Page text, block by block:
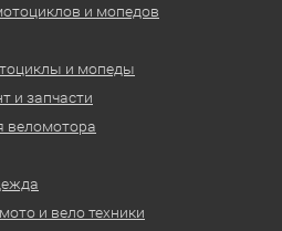
и мопедов
и мопеды
и запчасти
веломотора
и вело техники